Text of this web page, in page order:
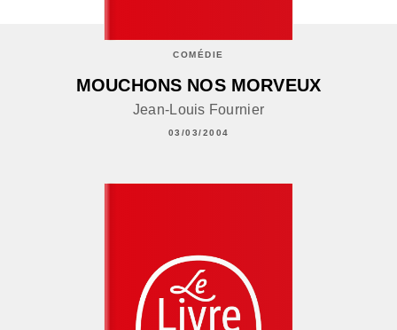
COMÉDIE
MOUCHONS NOS MORVEUX
Jean-Louis Fournier
03/03/2004